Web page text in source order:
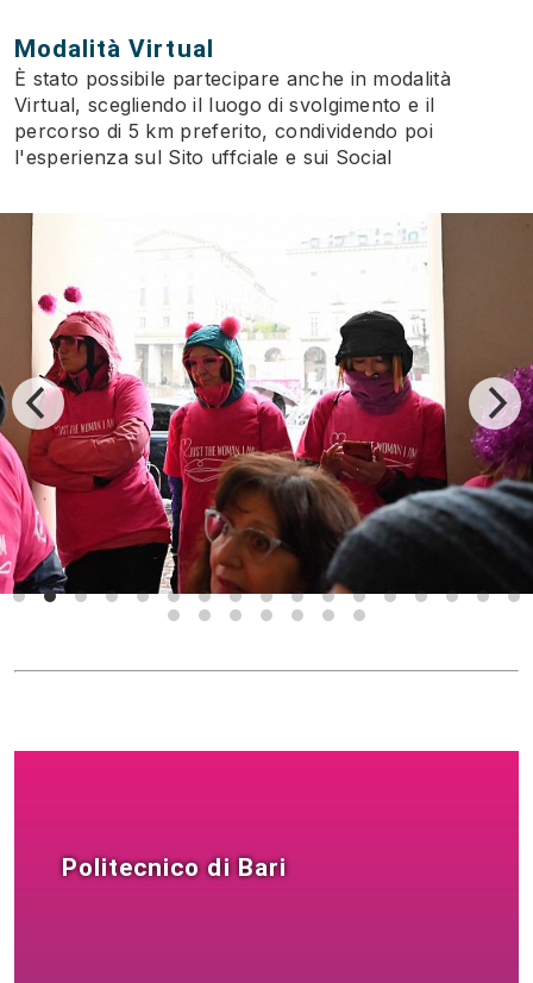
Modalità Virtual
È stato possibile partecipare anche in modalità
Virtual, scegliendo il luogo di svolgimento e il
percorso di 5 km preferito, condividendo poi
l'esperienza sul Sito uffciale e sui Social
Politecnico di Bari